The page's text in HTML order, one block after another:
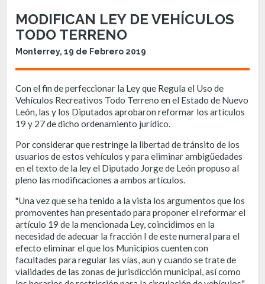
MODIFICAN LEY DE VEHÍCULOS
TODO TERRENO
Monterrey, 19 de Febrero 2019
Con el fin de perfeccionar la Ley que Regula el Uso de
Vehículos Recreativos Todo Terreno en el Estado de Nuevo
León, las y los Diputados aprobaron reformar los artículos
19 y 27 de dicho ordenamiento jurídico.
Por considerar que restringe la libertad de tránsito de los
usuarios de estos vehículos y para eliminar ambigüedades
en el texto de la ley el Diputado Jorge de León propuso al
pleno las modificaciones a ambos artículos.
"Una vez que se ha tenido a la vista los argumentos que los
promoventes han presentado para proponer el reformar el
artículo 19 de la mencionada Ley, coincidimos en la
necesidad de adecuar la fracción I de este numeral para el
efecto eliminar el que los Municipios cuenten con
facultades para regular las vías, aun y cuando se trate de
vialidades de las zonas de jurisdicción municipal, así como